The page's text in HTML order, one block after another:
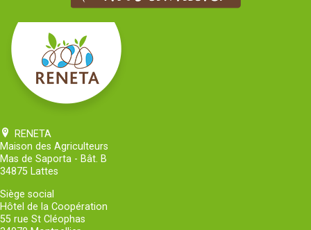
RENETA
Maison des Agriculteurs
Mas de Saporta - Bât. B
34875 Lattes
Siège social
Hôtel de la Coopération
55 rue St Cléophas